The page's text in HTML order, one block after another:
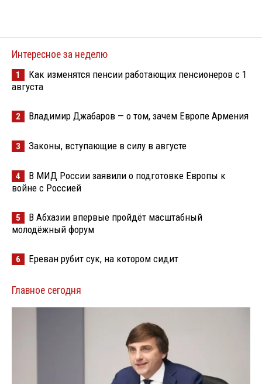
Интересное за неделю
1
Как изменятся пенсии работающих пенсионеров с 1
августа
2 Владимир Джабаров — о том, зачем Европе Армения
3 Законы, вступающие в силу в августе
4
В МИД России заявили о подготовке Европы к
войне с Россией
5
В Абхазии впервые пройдёт масштабный
молодёжный форум
6 Ереван рубит сук, на котором сидит
Главное сегодня